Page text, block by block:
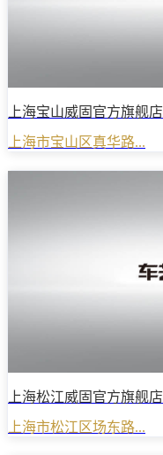
上海宝山威固官方旗舰店
上海市宝山区真华路...
上海松江威固官方旗舰店
上海市松江区场东路...